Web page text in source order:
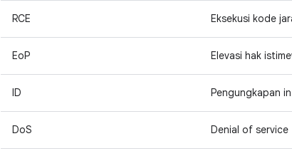
RCE Eksekusi kode
EoP Elevasi hak
ID Pengungkapan
DoS Denial of service